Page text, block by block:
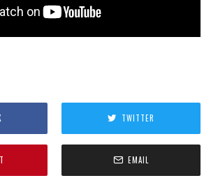
TWITTER
EMAIL